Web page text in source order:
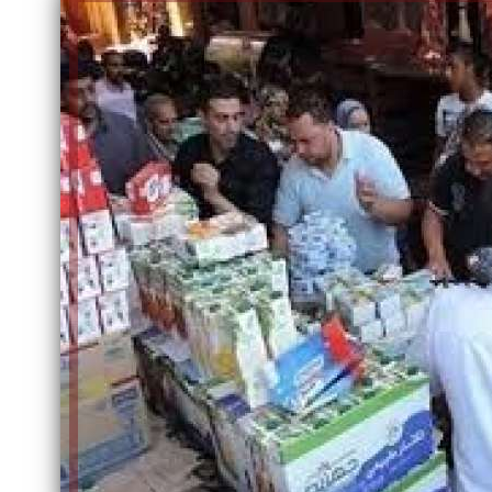
إلهام شرشر تكتب: دي مبقتش كورة..
دي سياسة
الكاتبة إلهام شرشر تهنئ الرئيس
السيسي بعيد ميلاده وتُشيد بجهوده